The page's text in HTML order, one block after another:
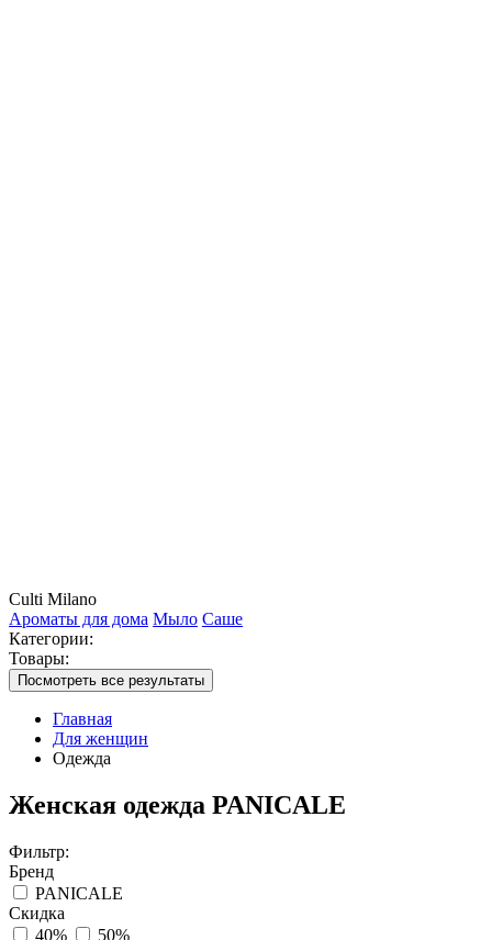
Culti Milano
Ароматы для дома Мыло Саше
Категории:
Товары:
Посмотреть все результаты
Главная
Для женщин
Одежда
Женская одежда PANICALE
Фильтр:
Бренд
PANICALE
Скидка
40%
50%